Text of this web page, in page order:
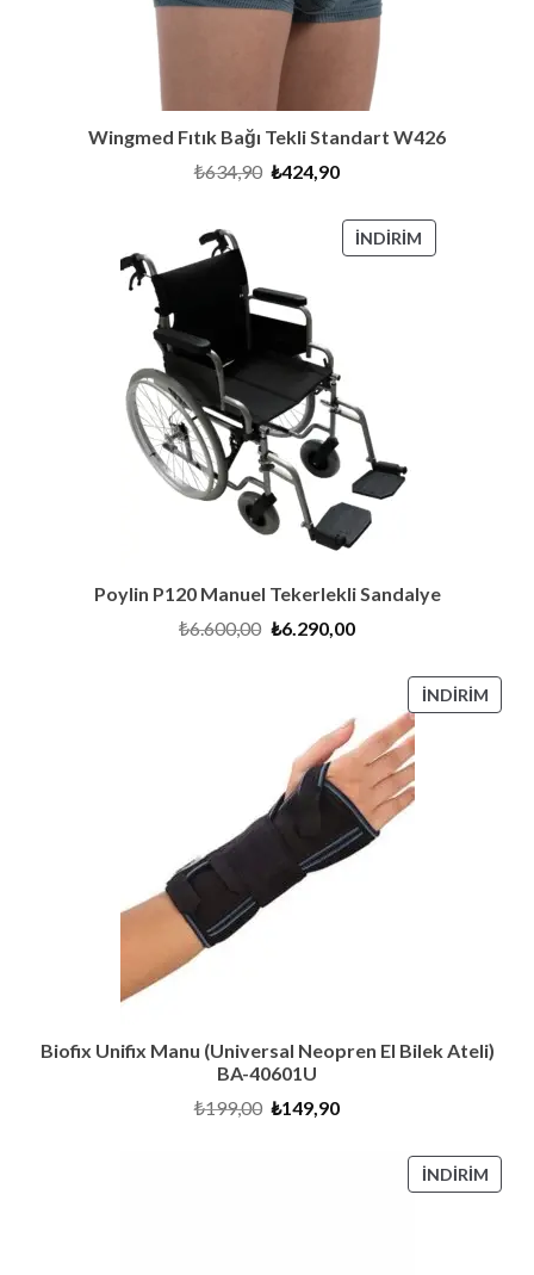
Wingmed Fıtık Bağı Tekli Standart W426
₺634,90 Orijinal
₺424,90Şu
₺424,90.
İNDIRIM
ÜRÜN
Poylin P120 Manuel Tekerlekli Sandalye
₺6.600,00 Orijinal
₺6.290,00Şu
₺6.290,00.İNDIRIM
ÜRÜN
Biofix Unifix Manu (Universal Neopren El Bilek Ateli)
BA-40601U
₺199,00 Orijinal
₺149,90Şu
₺149,90.
İNDIRIM
ÜRÜN